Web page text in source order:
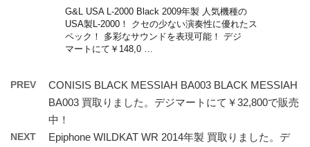
G&L USA L-2000 Black 2009年製 人気機種の
USA製L-2000！ クセの少ない演奏性に優れたス
ペック！ 多彩なサウンドを表現可能！ デジ
マートにて￥148,0 …
PREV
CONISIS BLACK MESSIAH BA003 BLACK MESSIAH
BA003 買取りました。デジマートにて￥32,800で販売
中！
NEXT
Epiphone WILDKAT WR 2014年製 買取りました。デ